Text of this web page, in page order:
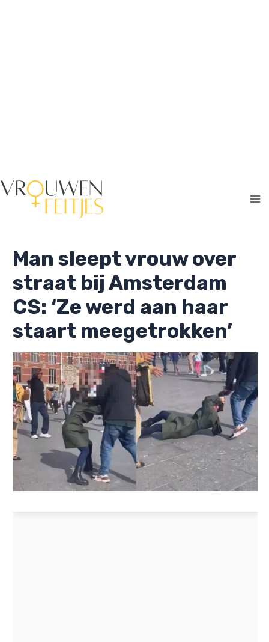
Man sleept vrouw over
straat bij Amsterdam
CS: ‘Ze werd aan haar
staart meegetrokken’